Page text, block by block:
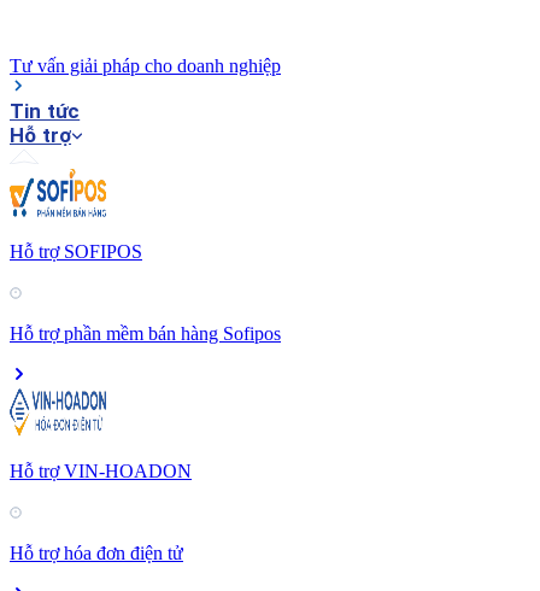
Tư vấn giải pháp cho doanh nghiệp
Tin tức
Hỗ trợ
Hỗ trợ SOFIPOS
Hỗ trợ phần mềm bán hàng Sofipos
Hỗ trợ VIN-HOADON
Hỗ trợ hóa đơn điện tử